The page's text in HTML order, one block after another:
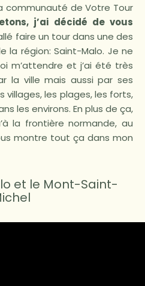
communauté de Votre Tour
j’ai décidé de vous
faire un tour dans une des
la région: Saint-Malo. Je ne
m’attendre et j’ai été très
la ville mais aussi par ses
les plages, les forts,
les environs. En plus de ça,
la frontière normande, au
montre tout ça dans mon
et le Mont-Saint-